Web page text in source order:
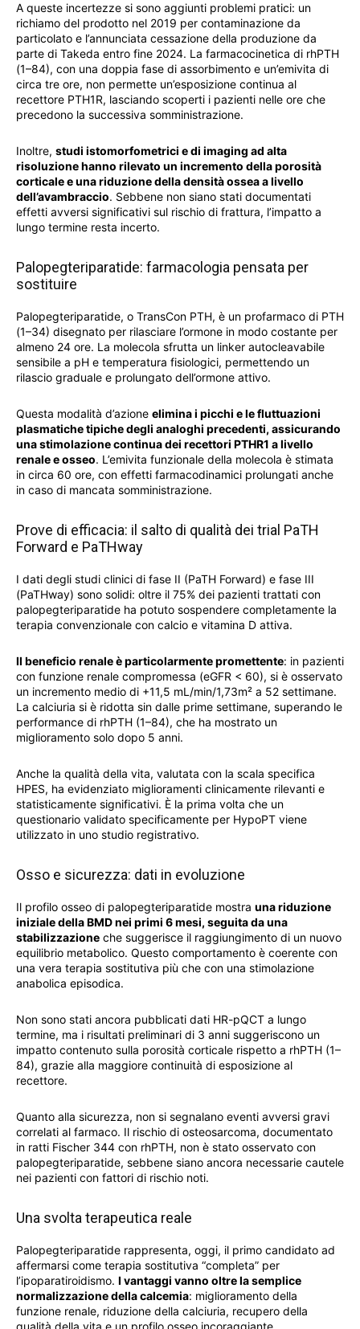
A queste incertezze si sono aggiunti problemi pratici: un
richiamo del prodotto nel 2019 per contaminazione da
particolato e l’annunciata cessazione della produzione da
parte di Takeda entro fine 2024. La farmacocinetica di rhPTH
(1–84), con una doppia fase di assorbimento e un’emivita di
circa tre ore, non permette un’esposizione continua al
recettore PTH1R, lasciando scoperti i pazienti nelle ore che
precedono la successiva somministrazione.
Inoltre, studi istomorfometrici e di imaging ad alta
risoluzione hanno rilevato un incremento della porosità
corticale e una riduzione della densità ossea a livello
dell’avambraccio. Sebbene non siano stati documentati
effetti avversi significativi sul rischio di frattura, l’impatto a
lungo termine resta incerto.
Palopegteriparatide: farmacologia pensata per
sostituire
Palopegteriparatide, o TransCon PTH, è un profarmaco di PTH
(1–34) disegnato per rilasciare l’ormone in modo costante per
almeno 24 ore. La molecola sfrutta un linker autocleavabile
sensibile a pH e temperatura fisiologici, permettendo un
rilascio graduale e prolungato dell’ormone attivo.
Questa modalità d’azione elimina i picchi e le fluttuazioni
plasmatiche tipiche degli analoghi precedenti, assicurando
una stimolazione continua dei recettori PTHR1 a livello
renale e osseo. L’emivita funzionale della molecola è stimata
in circa 60 ore, con effetti farmacodinamici prolungati anche
in caso di mancata somministrazione.
Prove di efficacia: il salto di qualità dei trial PaTH
Forward e PaTHway
I dati degli studi clinici di fase II (PaTH Forward) e fase III
(PaTHway) sono solidi: oltre il 75% dei pazienti trattati con
palopegteriparatide ha potuto sospendere completamente la
terapia convenzionale con calcio e vitamina D attiva.
Il beneficio renale è particolarmente promettente: in pazienti
con funzione renale compromessa (eGFR < 60), si è osservato
un incremento medio di +11,5 mL/min/1,73m² a 52 settimane.
La calciuria si è ridotta sin dalle prime settimane, superando le
performance di rhPTH (1–84), che ha mostrato un
miglioramento solo dopo 5 anni.
Anche la qualità della vita, valutata con la scala specifica
HPES, ha evidenziato miglioramenti clinicamente rilevanti e
statisticamente significativi. È la prima volta che un
questionario validato specificamente per HypoPT viene
utilizzato in uno studio registrativo.
Osso e sicurezza: dati in evoluzione
Il profilo osseo di palopegteriparatide mostra una riduzione
iniziale della BMD nei primi 6 mesi, seguita da una
stabilizzazione che suggerisce il raggiungimento di un nuovo
equilibrio metabolico. Questo comportamento è coerente con
una vera terapia sostitutiva più che con una stimolazione
anabolica episodica.
Non sono stati ancora pubblicati dati HR-pQCT a lungo
termine, ma i risultati preliminari di 3 anni suggeriscono un
impatto contenuto sulla porosità corticale rispetto a rhPTH (1–
84), grazie alla maggiore continuità di esposizione al
recettore.
Quanto alla sicurezza, non si segnalano eventi avversi gravi
correlati al farmaco. Il rischio di osteosarcoma, documentato
in ratti Fischer 344 con rhPTH, non è stato osservato con
palopegteriparatide, sebbene siano ancora necessarie cautele
nei pazienti con fattori di rischio noti.
Una svolta terapeutica reale
Palopegteriparatide rappresenta, oggi, il primo candidato ad
affermarsi come terapia sostitutiva “completa” per
l’ipoparatiroidismo. I vantaggi vanno oltre la semplice
normalizzazione della calcemia: miglioramento della
funzione renale, riduzione della calciuria, recupero della